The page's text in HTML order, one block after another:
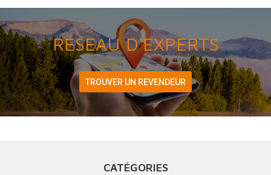
RÉSEAU D'EXPERTS
TROUVER UN REVENDEUR
CATÉGORIES